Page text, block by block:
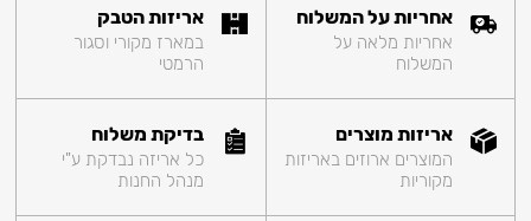
אחריות על המשלוח
אחריות מלאה על
המשלוח
אריזות הטבק
במארז מקורי וסגור
הרמטי
אריזות מוצרים
המוצרים ארוזים באריזות
מקוריות
בדיקת משלוח
כל אריזה נבדקת ע"י
מנהל החנות